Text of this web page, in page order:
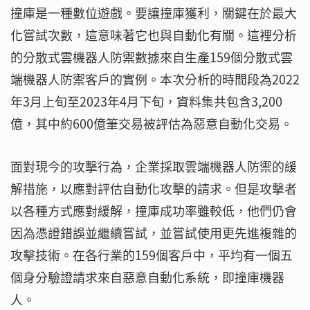
撞庫是一種數位遊戲。要讓撞庫獲利，關鍵在於最大
化嘗試次數，這意味著它也與自動化有關。這裡分析
的分散式雲機器人防禦數據來自生產159個分散式雲
端機器人防禦客戶的實例。本次分析的時間段為2022
年3月上旬至2023年4月下旬，資料集共包含3,200
億，其中約600億筆交易被評估為惡意自動化交易。
面對現今的攻擊行為，企業採取雲端機器人防禦的緩
解措施，以應對評估自動化攻擊的請求。但是攻擊者
以各種方式應對緩解，撞庫成功率雖較低，他們仍會
因為憑證錯誤並繼續嘗試，並嘗試使用更先進複雜的
攻擊技術。在各行業的159個客戶中，平均有一個五
個身分驗證請求來自惡意自動化系統，即撞庫機器
人。